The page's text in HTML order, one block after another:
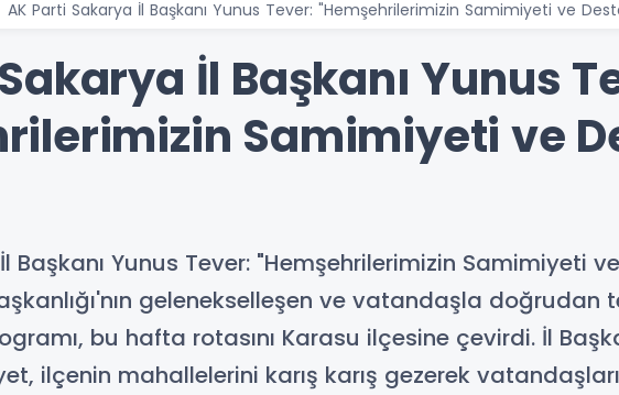
AK Parti Sakarya İl Başkanı Yunus Tever: "Hemşehrilerimizin Samimiyeti ve
İl Başkanı Yunus
Samimiyeti ve
Başkanı Yunus Tever: "Hemşehrilerimizin Samimiyeti
gelenekselleşen ve vatandaşla
bu hafta rotasını Karasu ilçesine çevirdi. İl
ilçenin mahallelerini karış karış gezerek